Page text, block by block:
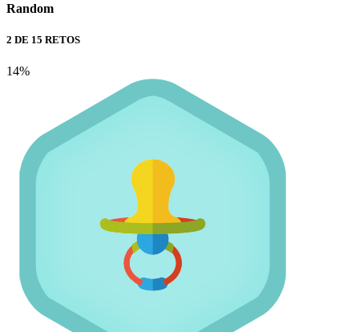
Random
2 DE 15 RETOS
14%